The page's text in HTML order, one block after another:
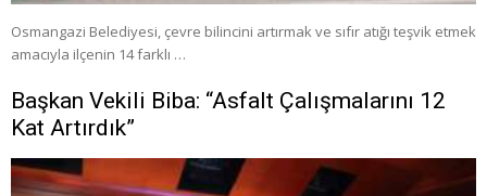
Osmangazi Belediyesi, çevre bilincini artırmak ve sıfır atığı teşvik etmek
amacıyla ilçenin 14 farklı …
Başkan Vekili Biba: “Asfalt Çalışmalarını 12
Kat Artırdık”